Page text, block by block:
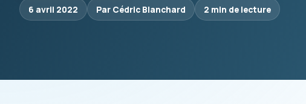
6 avril 2022 Par Cédric Blanchard 2 min de lecture